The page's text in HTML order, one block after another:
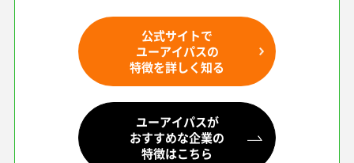
公式サイトで
ユーアイパスの
特徴を詳しく知る
ユーアイパスが
おすすめな企業の
特徴はこちら